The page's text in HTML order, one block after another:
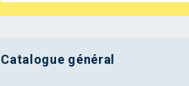
Catalogue général